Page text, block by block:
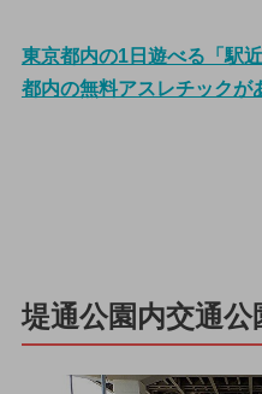
東京都内の1日遊べる「駅
都内の無料アスレチックが
堤通公園内交通公